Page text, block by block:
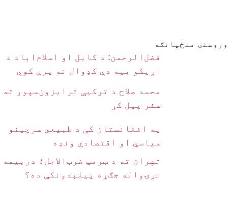
وروستۍ منځپانګه
فضل‌الرحمن: د کابل او اسلام‌اباد د
اړیکو بیه دې کډوال نه پرې کوي
محمد صلاح د ترکیې ترابزون‌سپور ته
سفر پیل کړ
په افغانستان کې د طبیعي سرچینو
سیاسي او اقتصادي ونډه
تهران ته د ټرمپ ضرب‌الاجل؛ درېیمه
نړۍواله جګړه پیلېدونکې ده؟